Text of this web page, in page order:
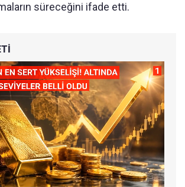
süreceğini ifade etti.